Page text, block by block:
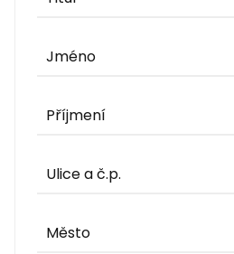
Jméno
Příjmení
Ulice a č.p.
Město